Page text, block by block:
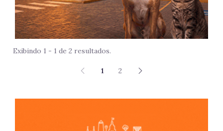
Exibindo 1 - 1 de 2 resultados.
1 2